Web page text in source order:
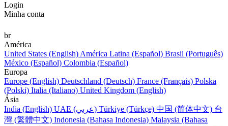
Login
Minha conta
br
América
United States (English) América Latina (Español) Brasil (Português)
México (Español) Colombia (Español)
Europa
Europe (English) Deutschland (Deutsch) France (Français) Polska
(Polski) Italia (Italiano) United Kingdom (English)
Ásia
India (English)
UAE (عربي) Türkiye (Türkçe) 中国 (简体中文) 台
灣 (繁體中文) Indonesia (Bahasa Indonesia) Malaysia (Bahasa